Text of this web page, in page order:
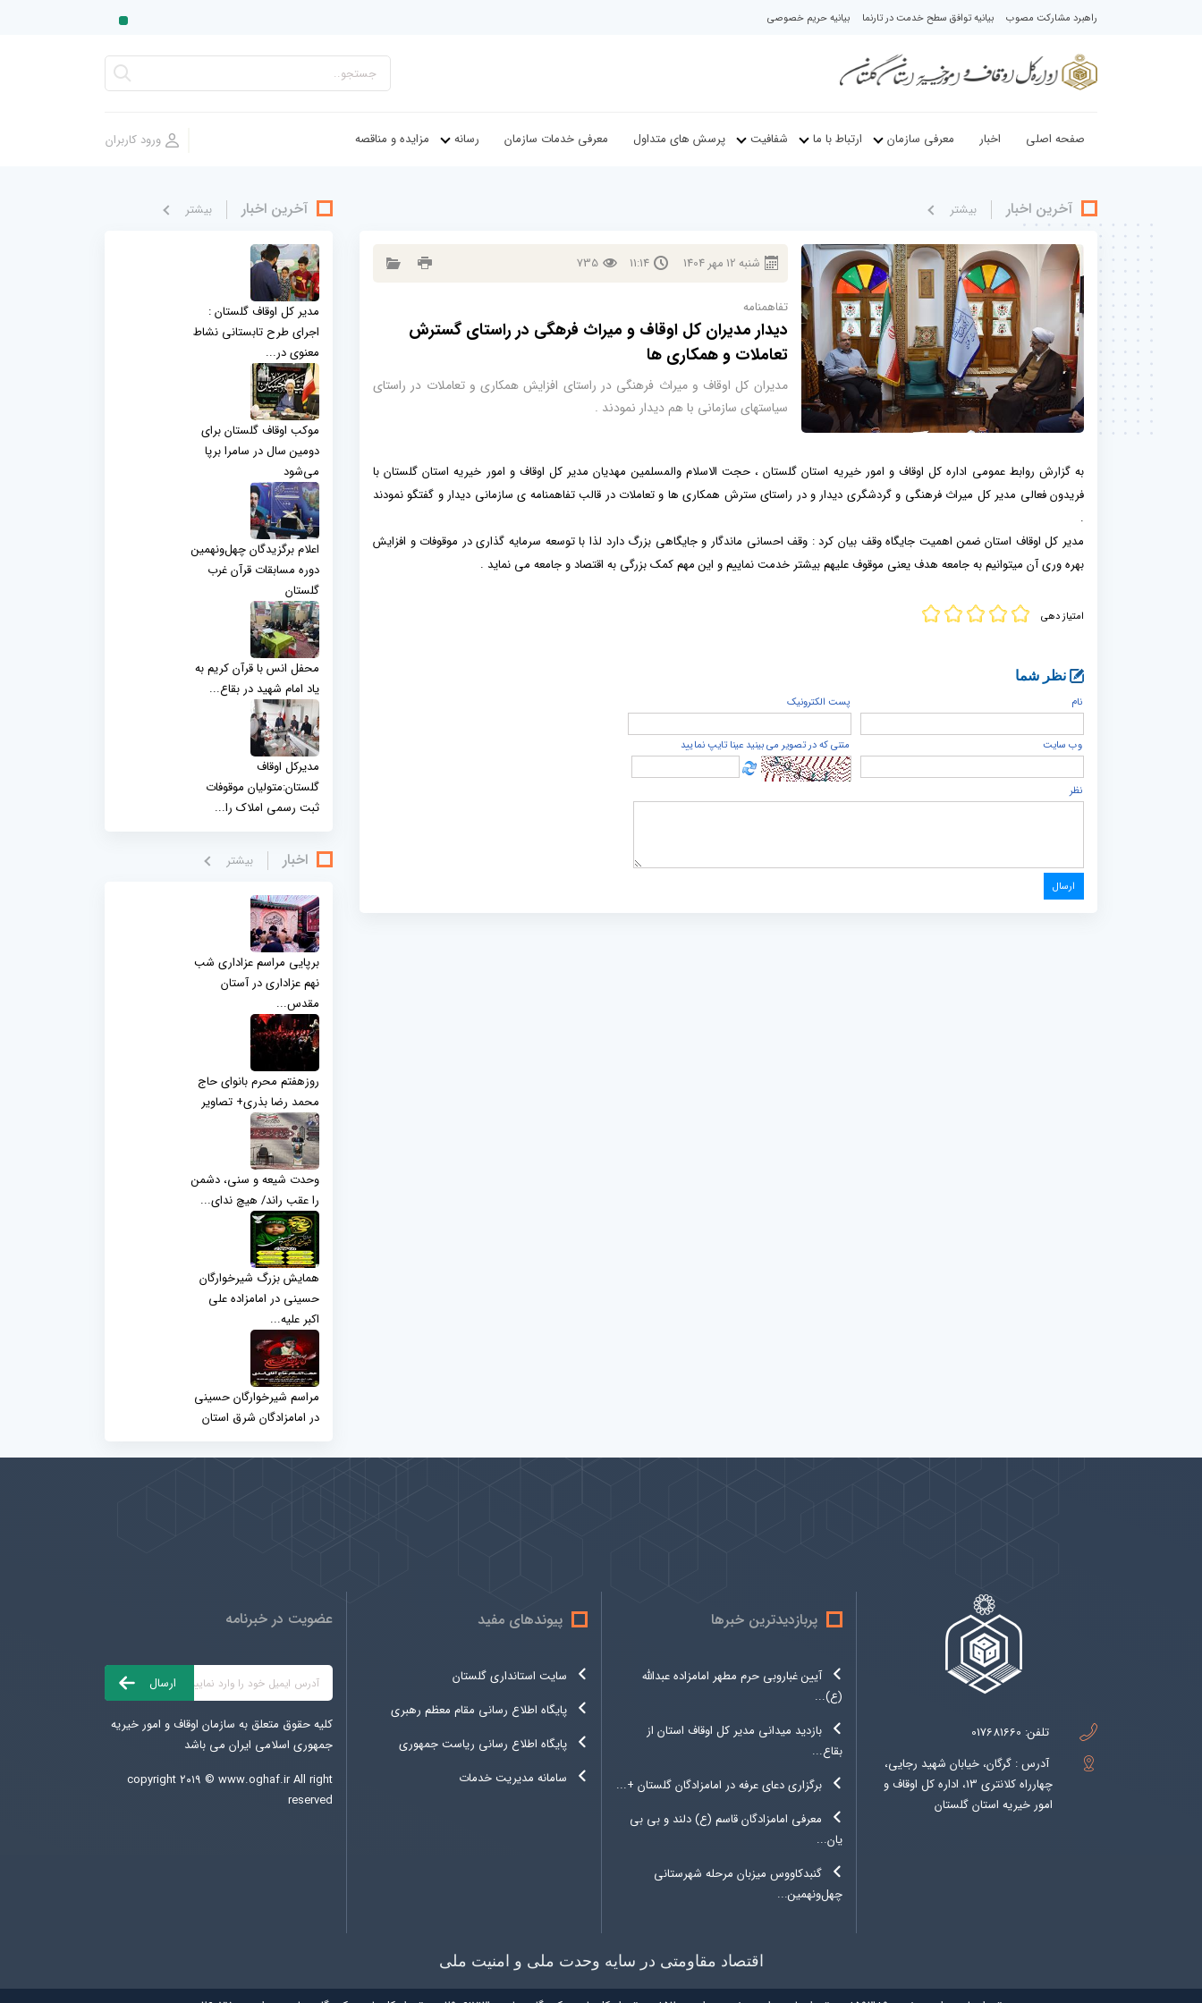
راهبرد مشارکت مصوب بیانیه توافق سطح خدمت در تارنما بیانیه حریم خصوصی
صفحه اصلی اخبار معرفی سازمان ارتباط با ما شفافیت پرسش های متداول معرفی خدمات سازمان رسانه مزایده و مناقصه
آخرین اخبار بيشتر
شنبه12مهر 1404
11:14
735
تفاهمنامه
دیدار مدیران کل اوقاف و میراث فرهگی در راستای گسترش
تعاملات و همکاری ها
مدیران کل اوقاف و میراث فرهنگی در راستای افزایش همکاری و تعاملات در راستای
سیاستهای سازمانی با هم دیدار نمودند .
به گزارش روابط عمومی اداره کل اوقاف و امور خیریه استان گلستان ، حجت الاسلام والمسلمین مهدیان مدیر کل اوقاف و امور خیریه استان گلستان با
فریدون فعالی مدیر کل میراث فرهنگی و گردشگری دیدار و در راستای سترش همکاری ها و تعاملات در قالب تفاهمنامه ی سازمانی دیدار و گفتگو نمودند
.
مدیر کل اوقاف استان ضمن اهمیت جایگاه وقف بیان کرد : وقف احسانی ماندگار و جایگاهی بزرگ دارد لذا با توسعه سرمایه گذاری در موقوفات و افزایش
بهره وری آن میتوانیم به جامعه هدف یعنی موقوف علیهم بیشتر خدمت نماییم و این مهم کمک بزرگی به اقتصاد و جامعه می نماید .
امتیاز دهی
نظر شما
نام
پست الكترونيک
وب سایت متنی که در تصویر می بینید عینا تایپ نمایید
نظر
آخرین اخبار بيشتر
مدیر کل اوقاف گلستان :
اجرای طرح تابستانی نشاط
معنوی در...
موکب اوقاف گلستان برای
دومین سال در سامرا برپا
می‌شود
اعلام برگزیدگان چهل‌ونهمین
دوره مسابقات قرآن غرب
گلستان
محفل انس با قرآن کریم به
یاد امام شهید در بقاع...
مدیرکل اوقاف
گلستان:متولیان موقوفات
ثبت رسمی املاک را...
اخبار بيشتر
برپایی مراسم عزاداری شب
نهم عزاداری در آستان
مقدس...
روزهفتم محرم بانوای حاج
محمد رضا بذری+ تصاویر
وحدت شیعه و سنی، دشمن
را عقب راند/ هیچ ندای...
همایش بزرگ شیرخوارگان
حسینی در امامزاده علی
اکبر علیه...
مراسم شیرخوارگان حسینی
در امامزادگان شرق استان
تلفن: 017681660
آدرس : گرگان، خیابان شهید رجایی،
چهارراه کلانتری 13، اداره کل اوقاف و
امور خیریه استان گلستان
پربازدیدترین خبرها
آیین غباروبی حرم مطهر امامزاده عبدالله
(ع)...
بازدید میدانی مدیر کل اوقاف استان از
بقاع...
برگزاری دعای عرفه در امامزادگان گلستان +...
معرفی امامزادگان قاسم (ع) دلند و بی بی
یان...
گنبدکاووس میزبان مرحله شهرستانی
چهل‌ونهمین...
پیوندهای مفید
سایت استانداری گلستان
پایگاه اطلاع رسانی مقام معظم رهبری
پایگاه اطلاع رسانی ریاست جمهوری
سامانه مدیریت خدمات
عضویت در خبرنامه
کلیه حقوق متعلق به سازمان اوقاف و امور خیریه
جمهوری اسلامی ایران می باشد
copyright ۲۰۱۹ © www.oghaf.irAll right
reserved
اقتصاد مقاومتی در سایه وحدت ملی و امنیت ملی